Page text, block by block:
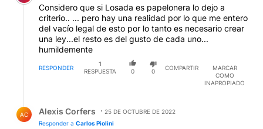
Considero que si Losada es papelonera lo dejo a
criterio.. ... pero hay una realidad por lo que me entero
del vacío legal de esto por lo tanto es necesario crear
una ley...el resto es del gusto de cada uno...
humildemente
RESPONDER
1
RESPUESTA
0 0
COMPARTIR
MARCAR
COMO
INAPROPIADO
AC Alexis Corfers
25 DE OCTUBRE DE 2022
Responder a Carlos Piolini